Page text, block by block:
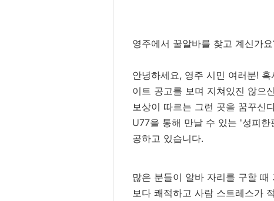
영주에서 꿀알바를 찾고 계신가
안녕하세요, 영주 시민 여러분!
이트 공고를 보며 지쳐있진 않으
보상이 따르는 그런 곳을 꿈꾸신
U77을 통해 만날 수 있는 '성피
공하고 있습니다.
많은 분들이 알바 자리를 구할
보다 쾌적하고 사람 스트레스가